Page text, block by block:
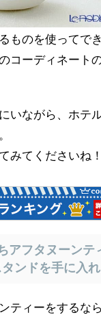
ものを使ってで
コーディネート
いながら、ホテ
みてくださいね！
フタヌーンテ
ンドを手に入れ
ティーをするな